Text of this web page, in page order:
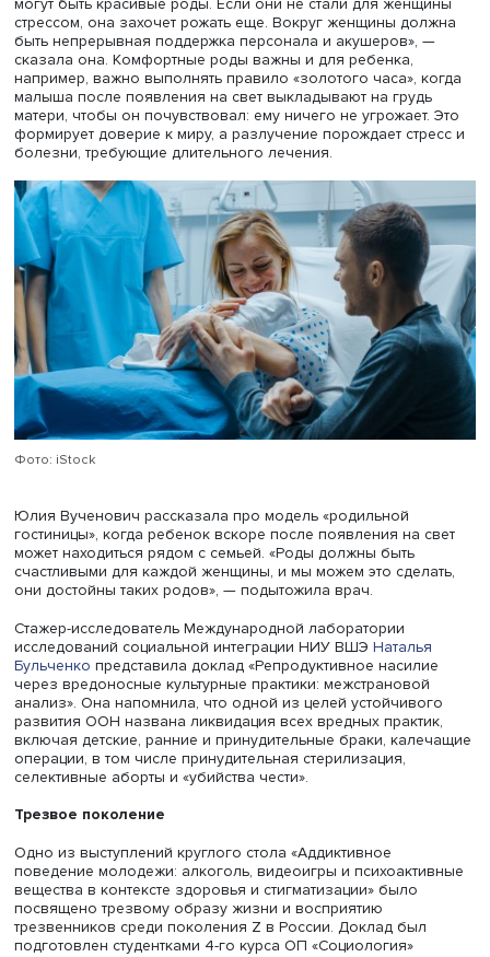
представили доклад «Социально-культурные аспекты
гуманизация акушерства как путь к формированию
поколения». Юлия Вученович подчеркнула, что еще 25
назад присутствие мужей на родах не допускалось, а
пренебрежение к роженице было распространенной
практикой. Это негативно влияло на здоровье и
эмоциональное состояние женщин, их желание рожать
второго и последующих детей.
Здоровье и благополучие роженицы зависит не только
отсутствия болезней, но и от психологического и
социального комфорта, подчеркнула врач. «Мы видим,
могут быть красивые роды. Если они не стали для
стрессом, она захочет рожать еще. Вокруг женщины
быть непрерывная поддержка персонала и акушеров»,
сказала она. Комфортные роды важны и для ребенка,
например, важно выполнять правило «золотого часа»,
малыша после появления на свет выкладывают на
матери, чтобы он почувствовал: ему ничего не
формирует доверие к миру, а разлучение порождает
болезни, требующие длительного лечения.
Юлия Вученович рассказала про модель «родильной
гостиницы», когда ребенок вскоре после появления на
может находиться рядом с семьей. «Роды должны быть
счастливыми для каждой женщины, и мы можем это
они достойны таких родов», — подытожила врач.